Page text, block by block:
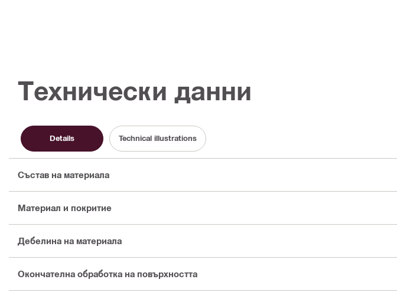
Технически данни
Details Technical illustrations
Състав на материала
Материал и покритие
Дебелина на материала
Окончателна обработка на повърхността